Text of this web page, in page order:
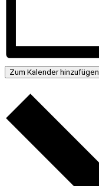
Zum Kalender hinzufügen